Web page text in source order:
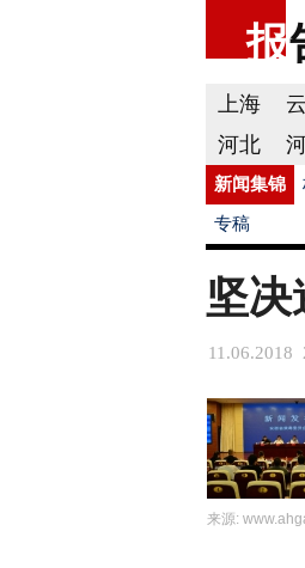
报
上海
河北
新闻集锦
专稿
坚
11.06.2018
来源: